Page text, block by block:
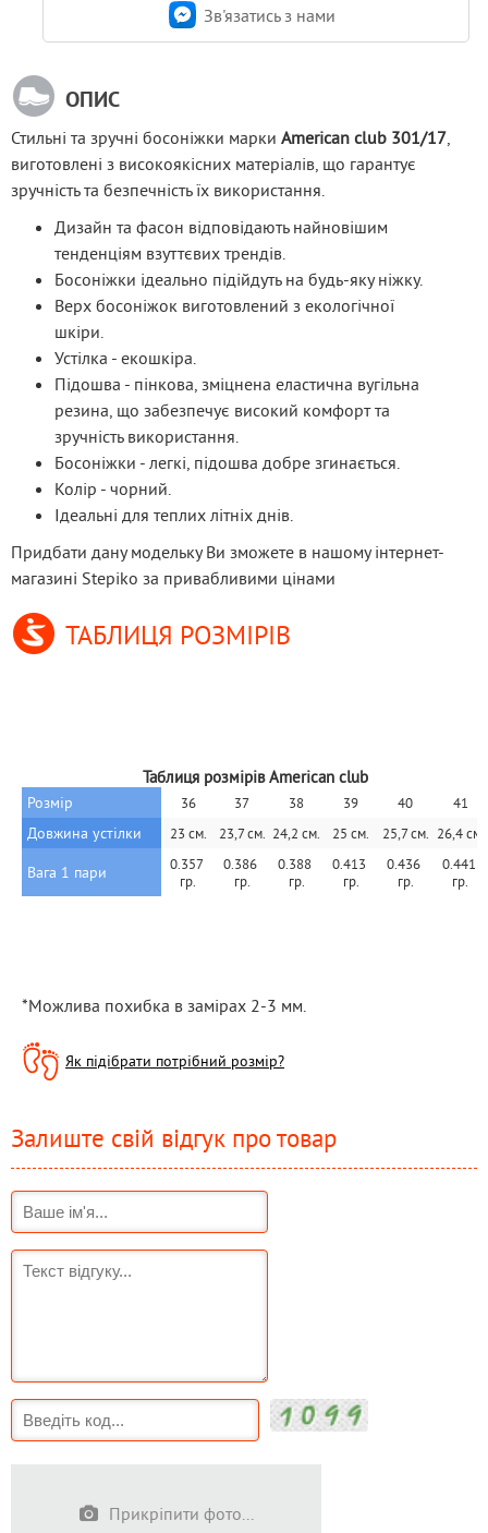
Зв'язатись з нами
ОПИС
Стильні та зручні босоніжки марки American club 301/17,
виготовлені з високоякісних матеріалів, що гарантує
зручність та безпечність їх використання.
Дизайн та фасон відповідають найновішим
тенденціям взуттєвих трендів.
Босоніжки ідеально підійдуть на будь-яку ніжку.
Верх босоніжок виготовлений з екологічної
шкіри.
Устілка - екошкіра.
Підошва - пінкова, зміцнена еластична вугільна
резина, що забезпечує високий комфорт та
зручність використання.
Босоніжки - легкі, підошва добре згинається.
Колір - чорний.
Ідеальні для теплих літніх днів.
Придбати дану модельку Ви зможете в нашому інтернет-
магазині Stepiko за привабливими цінами
ТАБЛИЦЯ РОЗМІРІВ
Таблиця розмірів American club
Розмір 36 37 38 39 40 41
Довжина устілки 23 см. 23,7 см. 24,2 см. 25 см. 25,7 см. 26,4 см.
Вага 1 пари
0.357
гр.
0.386
гр.
0.388
гр.
0.413
гр.
0.436
гр.
0.441
гр.
*Можлива похибка в замірах 2-3 мм.
Як підібрати потрібний розмір?
Залиште свій відгук про товар
Прикріпити фото...